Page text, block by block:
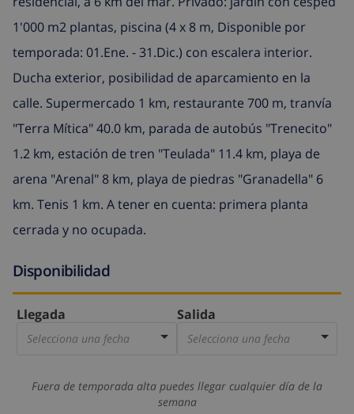
1'000 m2 plantas, piscina (4 x 8 m, Disponible por
temporada: 01.Ene. - 31.Dic.) con escalera interior.
Ducha exterior, posibilidad de aparcamiento en la
calle. Supermercado 1 km, restaurante 700 m, tranvía
"Terra Mítica" 40.0 km, parada de autobús "Trenecito"
1.2 km, estación de tren "Teulada" 11.4 km, playa de
arena "Arenal" 8 km, playa de piedras "Granadella" 6
km. Tenis 1 km. A tener en cuenta: primera planta
cerrada y no ocupada.
Disponibilidad
Llegada
Selecciona una fecha
Salida
Selecciona una fecha
Fuera de temporada alta puedes llegar cualquier día de la
semana